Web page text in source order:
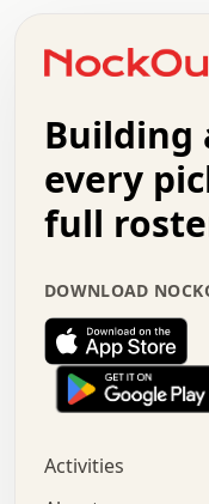
+   .   .   .   .
.   .   .   .   .
.   .   .   .   +
.   :   .   .   .
.   .   x   .
.   .   .   .   :
.   .   .   .   .
.   .   .   .   .
.   .   .   .   .
.   .   .   .   .
.   .   :   o   .
.   o   .   .   .
+   .   o   .
Building
every
full
DOWNLOAD
Activities